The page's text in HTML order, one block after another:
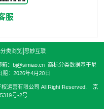
服
类浏览| 思妙互联
：bj@simiao.cn 商标分类数据基于尼
：2026年4月20日
权运营有限公司 All Right Reserved. 京
号-2号